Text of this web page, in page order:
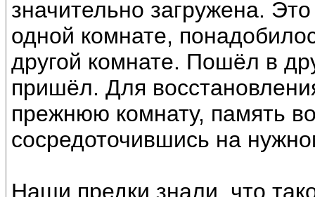
значительно загружена.
одной комнате,
другой комнате. Пошёл в
пришёл. Для
прежнюю комнату, память
сосредоточившись на
Наши предки знали, что